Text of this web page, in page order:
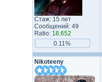
Стаж: 15 лет
Сообщений: 49
Ratio: 18.652
0.11%
Nikoteeny